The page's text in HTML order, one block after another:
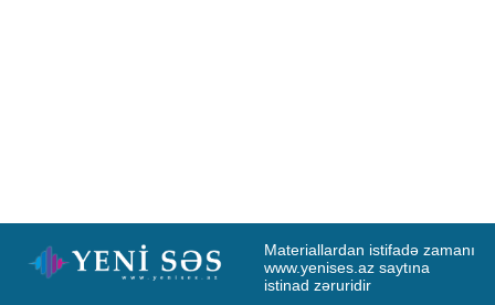
Materiallardan istifadə zamanı
www.yenises.az saytına
istinad zəruridir